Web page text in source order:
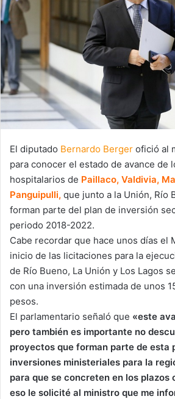
El diputado Bernardo Berger ofició al
para conocer el estado de avance de
hospitalarios de Paillaco, Valdivia,
Panguipulli, que junto a la Unión, Río
forman parte del plan de inversión
periodo 2018-2022.
Cabe recordar que hace unos días el
inicio de las licitaciones para la
de Río Bueno, La Unión y Los Lagos
con una inversión estimada de unos
pesos.
El parlamentario señaló que «este
pero también es importante no
proyectos que forman parte de esta
inversiones ministeriales para la
para que se concreten en los plazos
eso le solicité al ministro que me